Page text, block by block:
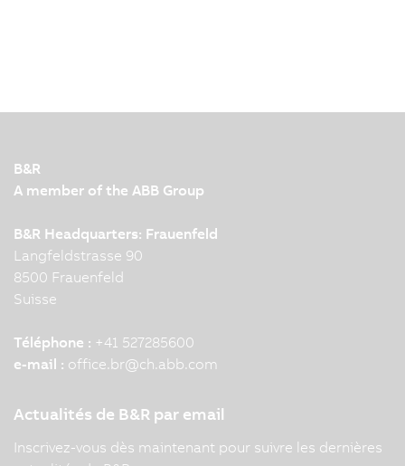
B&R
A member of the ABB Group
B&R Headquarters: Frauenfeld
Langfeldstrasse 90
8500 Frauenfeld
Suisse
Téléphone : +41 527285600
e-mail : office.br@ch.abb.com
Actualités de B&R par email
Inscrivez-vous dès maintenant pour suivre les dernières